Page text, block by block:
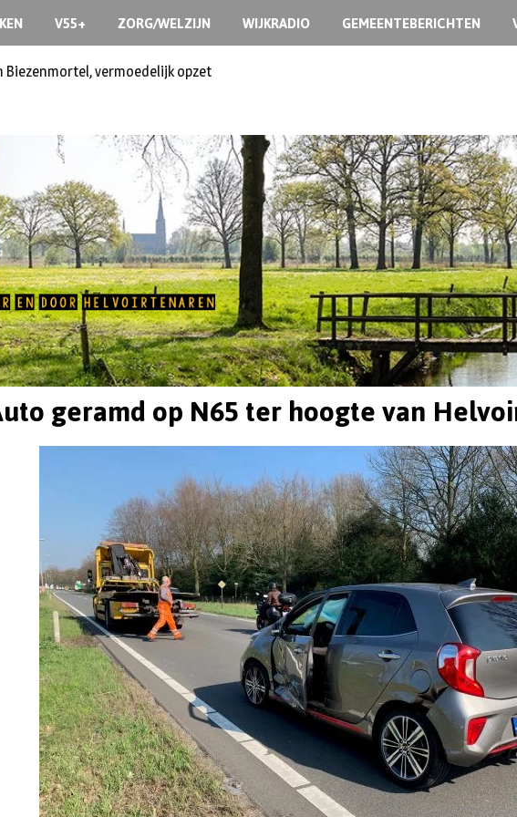
V55+ ZORG/WELZIJN WIJKRADIO GEMEENTEBERICHTEN
hoe zit dat?
geramd op N65 ter hoogte van